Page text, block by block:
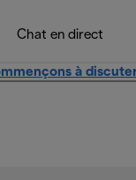
Chat en direct
à